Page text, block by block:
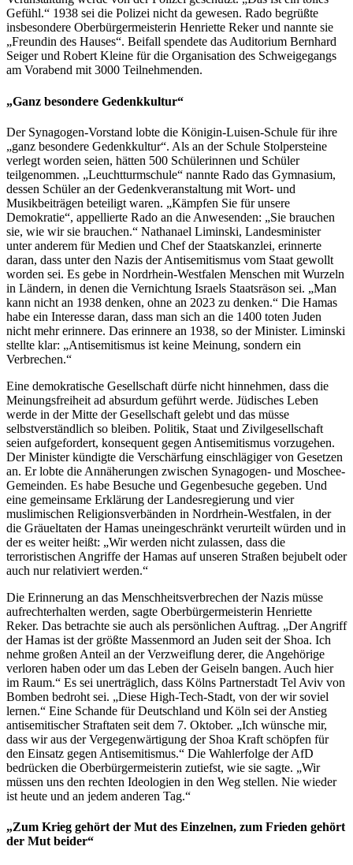
Gefühl.“ 1938 sei die Polizei nicht da gewesen. Rado begrüßte
insbesondere Oberbürgermeisterin Henriette Reker und nannte sie
„Freundin des Hauses“. Beifall spendete das Auditorium Bernhard
Seiger und Robert Kleine für die Organisation des Schweigegangs
am Vorabend mit 3000 Teilnehmenden.
„Ganz besondere Gedenkkultur“
Der Synagogen-Vorstand lobte die Königin-Luisen-Schule für ihre
„ganz besondere Gedenkkultur“. Als an der Schule Stolpersteine
verlegt worden seien, hätten 500 Schülerinnen und Schüler
teilgenommen. „Leuchtturmschule“ nannte Rado das Gymnasium,
dessen Schüler an der Gedenkveranstaltung mit Wort- und
Musikbeiträgen beteiligt waren. „Kämpfen Sie für unsere
Demokratie“, appellierte Rado an die Anwesenden: „Sie brauchen
sie, wie wir sie brauchen.“ Nathanael Liminski, Landesminister
unter anderem für Medien und Chef der Staatskanzlei, erinnerte
daran, dass unter den Nazis der Antisemitismus vom Staat gewollt
worden sei. Es gebe in Nordrhein-Westfalen Menschen mit Wurzeln
in Ländern, in denen die Vernichtung Israels Staatsräson sei. „Man
kann nicht an 1938 denken, ohne an 2023 zu denken.“ Die Hamas
habe ein Interesse daran, dass man sich an die 1400 toten Juden
nicht mehr erinnere. Das erinnere an 1938, so der Minister. Liminski
stellte klar: „Antisemitismus ist keine Meinung, sondern ein
Verbrechen.“
Eine demokratische Gesellschaft dürfe nicht hinnehmen, dass die
Meinungsfreiheit ad absurdum geführt werde. Jüdisches Leben
werde in der Mitte der Gesellschaft gelebt und das müsse
selbstverständlich so bleiben. Politik, Staat und Zivilgesellschaft
seien aufgefordert, konsequent gegen Antisemitismus vorzugehen.
Der Minister kündigte die Verschärfung einschlägiger von Gesetzen
an. Er lobte die Annäherungen zwischen Synagogen- und Moschee-
Gemeinden. Es habe Besuche und Gegenbesuche gegeben. Und
eine gemeinsame Erklärung der Landesregierung und vier
muslimischen Religionsverbänden in Nordrhein-Westfalen, in der
die Gräueltaten der Hamas uneingeschränkt verurteilt würden und in
der es weiter heißt: „Wir werden nicht zulassen, dass die
terroristischen Angriffe der Hamas auf unseren Straßen bejubelt oder
auch nur relativiert werden.“
Die Erinnerung an das Menschheitsverbrechen der Nazis müsse
aufrechterhalten werden, sagte Oberbürgermeisterin Henriette
Reker. Das betrachte sie auch als persönlichen Auftrag. „Der Angriff
der Hamas ist der größte Massenmord an Juden seit der Shoa. Ich
nehme großen Anteil an der Verzweiflung derer, die Angehörige
verloren haben oder um das Leben der Geiseln bangen. Auch hier
im Raum.“ Es sei unerträglich, dass Kölns Partnerstadt Tel Aviv von
Bomben bedroht sei. „Diese High-Tech-Stadt, von der wir soviel
lernen.“ Eine Schande für Deutschland und Köln sei der Anstieg
antisemitischer Straftaten seit dem 7. Oktober. „Ich wünsche mir,
dass wir aus der Vergegenwärtigung der Shoa Kraft schöpfen für
den Einsatz gegen Antisemitismus.“ Die Wahlerfolge der AfD
bedrücken die Oberbürgermeisterin zutiefst, wie sie sagte. „Wir
müssen uns den rechten Ideologien in den Weg stellen. Nie wieder
ist heute und an jedem anderen Tag.“
„Zum Krieg gehört der Mut des Einzelnen, zum Frieden gehört
der Mut beider“